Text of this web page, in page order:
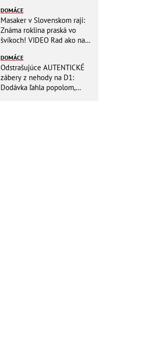
DOMÁCE
Masaker v Slovenskom raji:
Známa roklina praská vo
švíkoch! VIDEO Rad ako na
DOMÁCE
Odstrašujúce AUTENTICKÉ
zábery z nehody na D1:
Dodávka ľahla popolom,